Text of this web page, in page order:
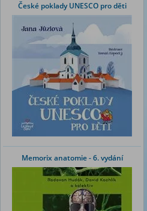
České poklady UNESCO pro děti
Memorix anatomie - 6. vydání